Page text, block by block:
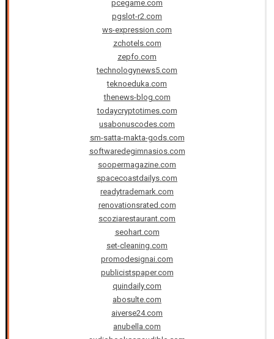
pcegame.com
pgslot-r2.com
ws-expression.com
zchotels.com
zepfo.com
technologynews5.com
teknoeduka.com
thenews-blog.com
todaycryptotimes.com
usabonuscodes.com
sm-satta-makta-gods.com
softwaredegimnasios.com
soopermagazine.com
spacecoastdailys.com
readytrademark.com
renovationsrated.com
scoziarestaurant.com
seohart.com
set-cleaning.com
promodesignai.com
publicistspaper.com
quindaily.com
abosulte.com
aiverse24.com
anubella.com